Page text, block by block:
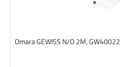
Omara GEWISS N/O 2M, GW40022